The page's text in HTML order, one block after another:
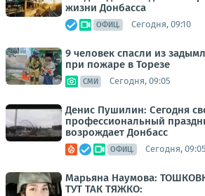
жизни Донбасса
ОФИЦ. Сегодня, 09:10
9 человек спасли из
при пожаре в Торезе
СМИ Сегодня, 09:05
Денис Пушилин: Сегодня
профессиональный
возрождает Донбасс
ОФИЦ. Сегодня, 09:05
Марьяна Наумова:
ТУТ ТАК ТЯЖКО: